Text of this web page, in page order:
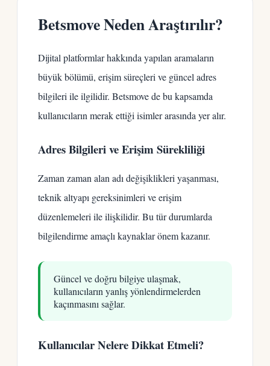
Betsmove Neden Araştırılır?
Dijital platformlar hakkında yapılan aramaların
büyük bölümü, erişim süreçleri ve güncel adres
bilgileri ile ilgilidir. Betsmove de bu kapsamda
kullanıcıların merak ettiği isimler arasında yer alır.
Adres Bilgileri ve Erişim Sürekliliği
Zaman zaman alan adı değişiklikleri yaşanması,
teknik altyapı gereksinimleri ve erişim
düzenlemeleri ile ilişkilidir. Bu tür durumlarda
bilgilendirme amaçlı kaynaklar önem kazanır.
Güncel ve doğru bilgiye ulaşmak,
kullanıcıların yanlış yönlendirmelerden
kaçınmasını sağlar.
Kullanıcılar Nelere Dikkat Etmeli?